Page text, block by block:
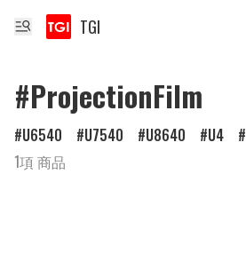
TGI
#ProjectionFilm
U6540 U7540 U8640 U4
1項 商品